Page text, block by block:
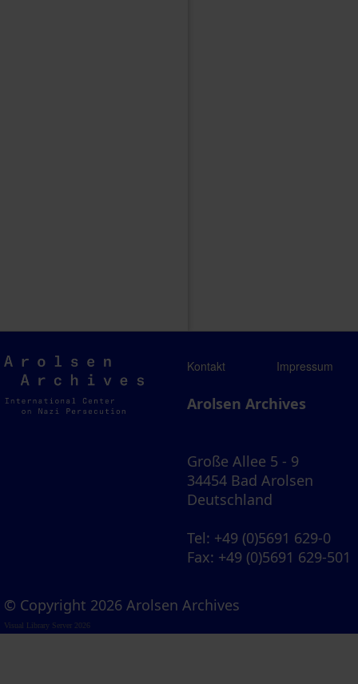
Arolsen
Archives
Kontakt Impressum
Arolsen Archives
Große Allee 5 - 9
34454 Bad Arolsen
Deutschland
Tel: +49 (0)5691 629-0
Fax: +49 (0)5691 629-501
© Copyright 2026 Arolsen Archives
Visual Library Server 2026